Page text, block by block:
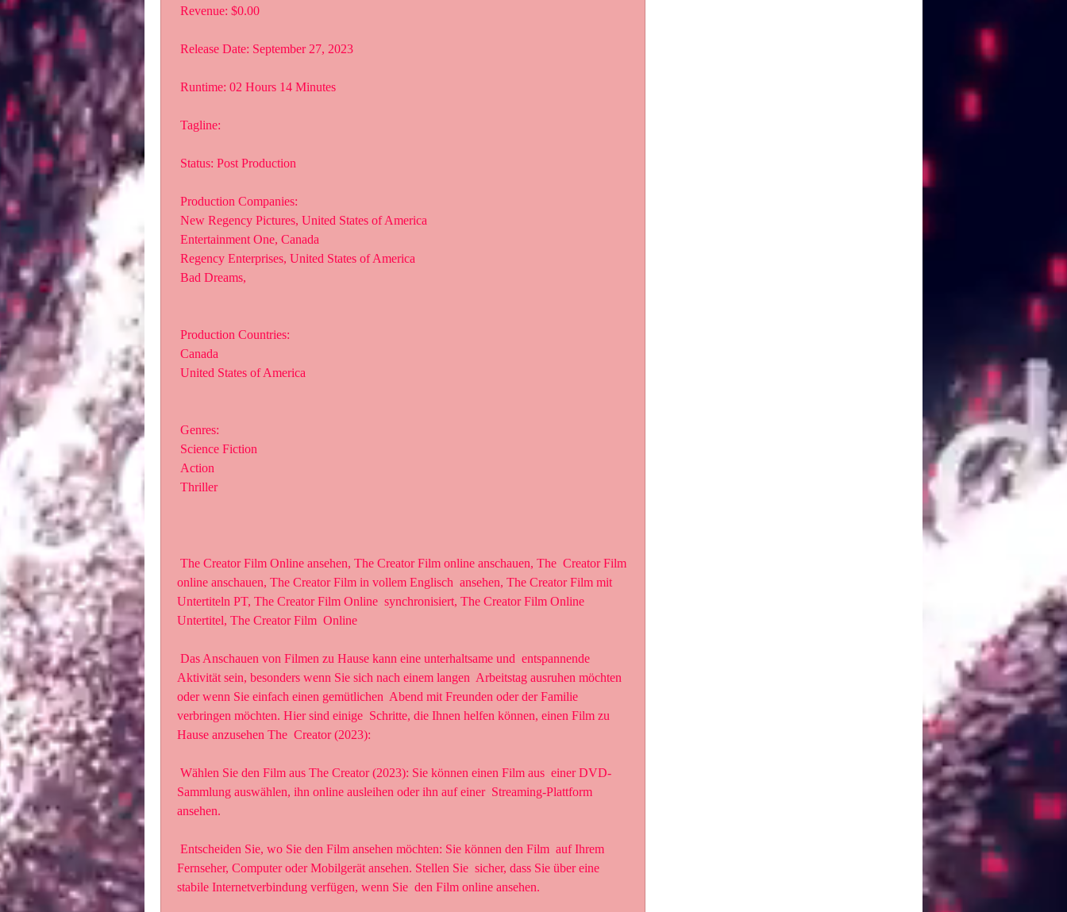
Revenue: $0.00
Release Date: September 27, 2023
Runtime: 02 Hours 14 Minutes
Tagline:
Status: Post Production
Production Companies:
New Regency Pictures, United States of America
Entertainment One, Canada
Regency Enterprises, United States of America
Bad Dreams,
Production Countries:
Canada
United States of America
Genres:
Science Fiction
Action
Thriller
online anschauen, The Creator Film in vollem Englisch  ansehen, The Creator Film mit
Untertiteln PT, The Creator Film Online  synchronisiert, The Creator Film Online
Untertitel, The Creator Film  Online
Aktivität sein, besonders wenn Sie sich nach einem langen  Arbeitstag ausruhen möchten
oder wenn Sie einfach einen gemütlichen  Abend mit Freunden oder der Familie
verbringen möchten. Hier sind einige  Schritte, die Ihnen helfen können, einen Film zu
Hause anzusehen The  Creator (2023):
Sammlung auswählen, ihn online ausleihen oder ihn auf einer  Streaming-Plattform
ansehen.
Fernseher, Computer oder Mobilgerät ansehen. Stellen Sie  sicher, dass Sie über eine
stabile Internetverbindung verfügen, wenn Sie  den Film online ansehen.